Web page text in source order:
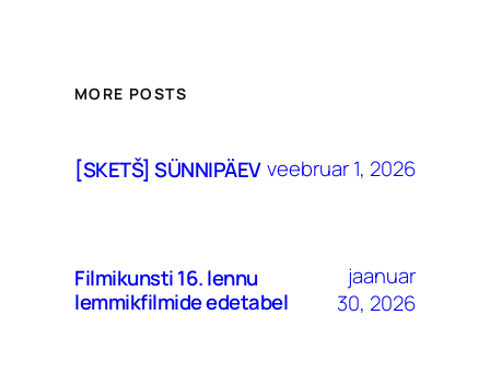
MORE POSTS
[SKETŠ] SÜNNIPÄEV veebruar 1, 2026
Filmikunsti 16. lennu
lemmikfilmide edetabel
jaanuar
30, 2026